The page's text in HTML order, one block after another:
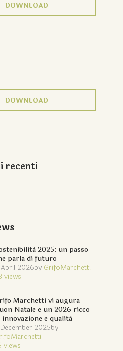
DOWNLOAD
DOWNLOAD
recenti
2025: un passo
parla di futuro
2026by GrifoMarchetti
views
Marchetti vi augura
Natale e un 2026 ricco
innovazione e qualità
2025by
views